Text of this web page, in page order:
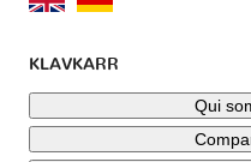
KLAVKARR
Qui